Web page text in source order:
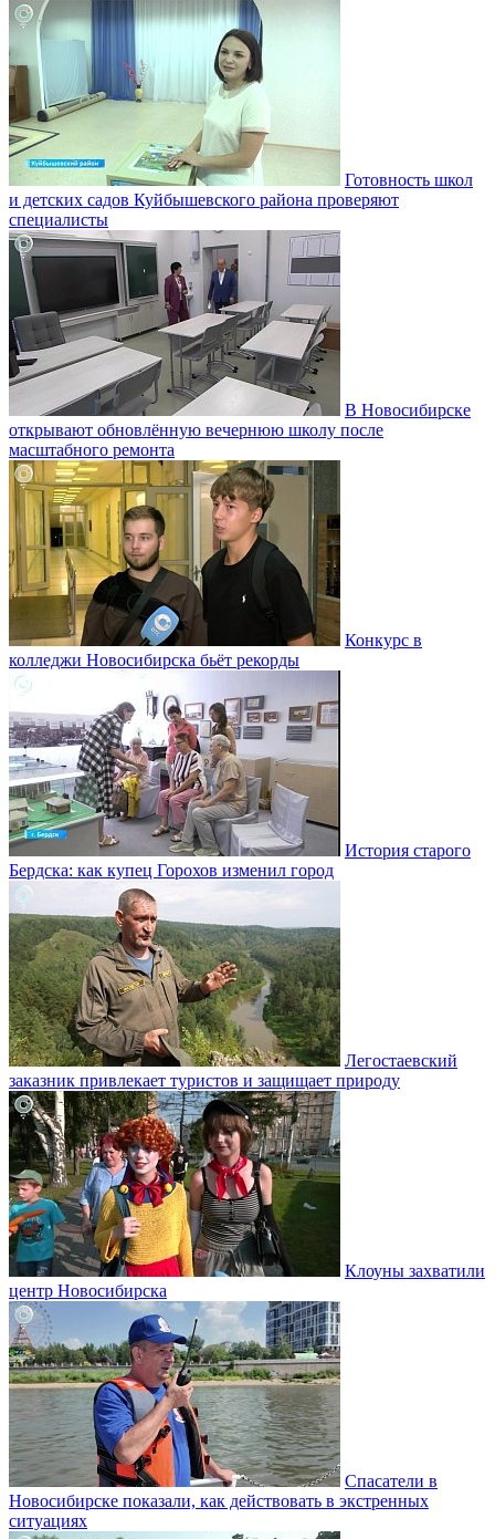
Готовность школ
и детских садов Куйбышевского района проверяют
специалисты
В Новосибирске
открывают обновлённую вечернюю школу после
масштабного ремонта
Конкурс в
колледжи Новосибирска бьёт рекорды
История старого
Бердска: как купец Горохов изменил город
Легостаевский
заказник привлекает туристов и защищает природу
Клоуны захватили
центр Новосибирска
Спасатели в
Новосибирске показали, как действовать в экстренных
ситуациях